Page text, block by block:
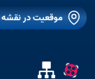
موقعیت در